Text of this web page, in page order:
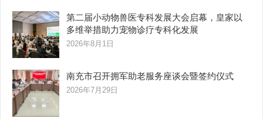
第二届小动物兽医专科发展大会启幕，皇家以
多维举措助力宠物诊疗专科化发展
2026年8月1日
南充市召开拥军助老服务座谈会暨签约仪式
2026年7月29日